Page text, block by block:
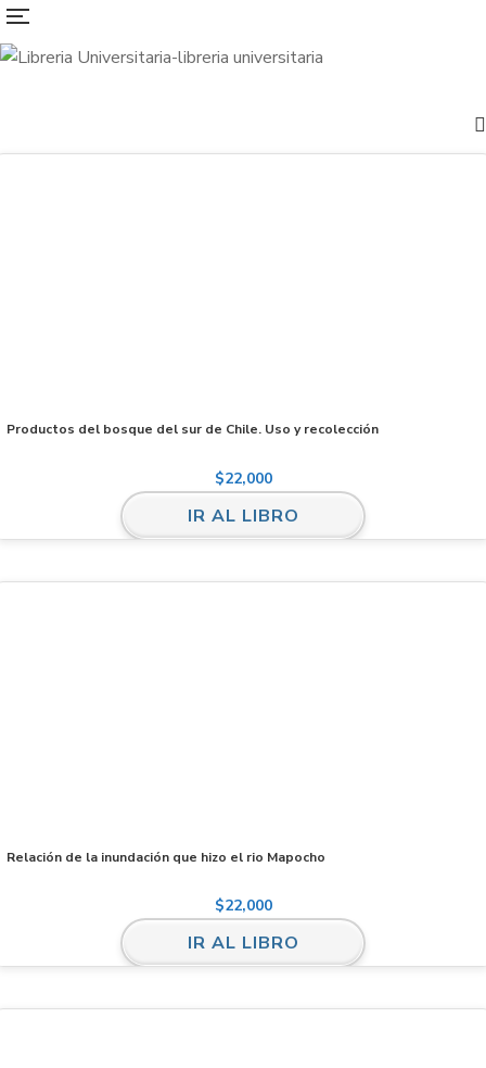
Productos del bosque del sur de Chile. Uso y recolección
$22,000
IR AL LIBRO
Relación de la inundación que hizo el rio Mapocho
$22,000
IR AL LIBRO